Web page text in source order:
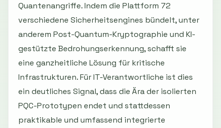
Quantenangriffe. Indem die Plattform 72
verschiedene Sicherheitsengines bündelt, unter
anderem Post-Quantum-Kryptographie und KI-
gestützte Bedrohungserkennung, schafft sie
eine ganzheitliche Lösung für kritische
Infrastrukturen. Für IT-Verantwortliche ist dies
ein deutliches Signal, dass die Ära der isolierten
PQC-Prototypen endet und stattdessen
praktikable und umfassend integrierte